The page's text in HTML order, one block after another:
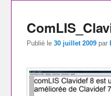
Publié le30 juillet 2009 par